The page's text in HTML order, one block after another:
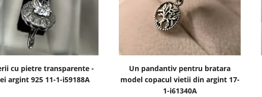
cu pietre transparente -
argint 925 11-1-i59188A
Un pandantiv pentru bratara
model copacul vietii din argint 17-
1-i61340A